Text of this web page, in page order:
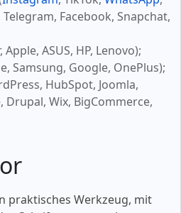
Telegram, Facebook, Snapchat,
ASUS, HP, Lenovo);
Samsung, Google, OnePlus);
HubSpot, Joomla,
Drupal, Wix, BigCommerce,
praktisches Werkzeug, mit